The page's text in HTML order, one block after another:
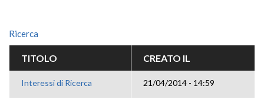
Ricerca
TITOLO CREATO IL
Interessi di Ricerca 21/04/2014 - 14:59